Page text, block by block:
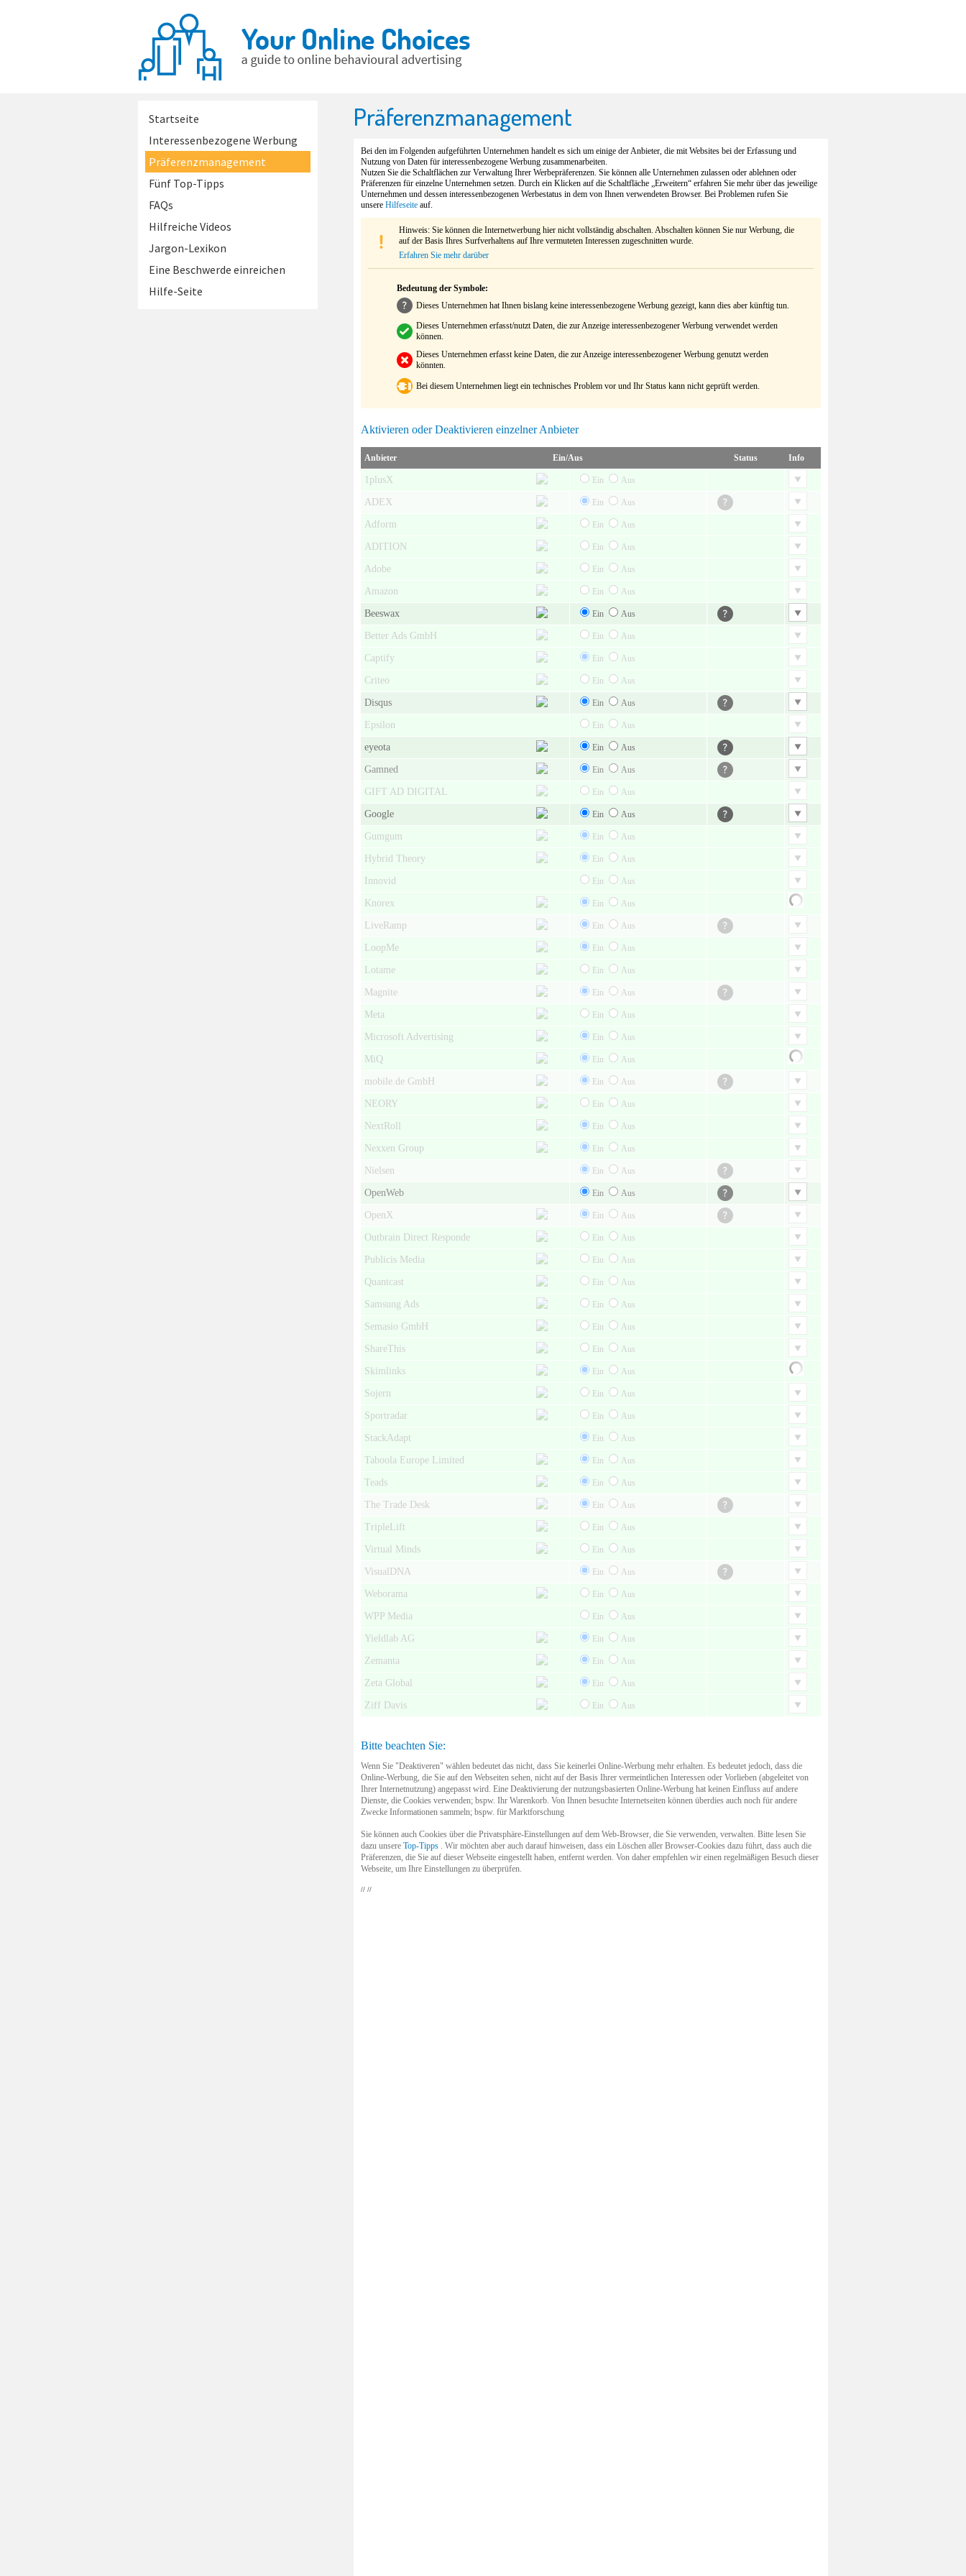
Startseite
Interessenbezogene Werbung
Präferenzmanagement
Fünf Top-Tipps
FAQs
Hilfreiche Videos
Jargon-Lexikon
Eine Beschwerde einreichen
Hilfe-Seite
Präferenzmanagement
Bei den im Folgenden aufgeführten Unternehmen handelt es sich um einige der Anbieter, die mit Websites bei der Erfassung und
Nutzung von Daten für interessenbezogene Werbung zusammenarbeiten.
Nutzen Sie die Schaltflächen zur Verwaltung Ihrer Werbepräferenzen. Sie können alle Unternehmen zulassen oder ablehnen oder
Präferenzen für einzelne Unternehmen setzen. Durch ein Klicken auf die Schaltfläche „Erweitern“ erfahren Sie mehr über das jeweilige
Unternehmen und dessen interessenbezogenen Werbestatus in dem von Ihnen verwendeten Browser. Bei Problemen rufen Sie
unsere Hilfeseite auf.
Hinweis: Sie können die Internetwerbung hier nicht vollständig abschalten. Abschalten können Sie nur Werbung, die
auf der Basis Ihres Surfverhaltens auf Ihre vermuteten Interessen zugeschnitten wurde.
Erfahren Sie mehr darüber
Bedeutung der Symbole:
Dieses Unternehmen hat Ihnen bislang keine interessenbezogene Werbung gezeigt, kann dies aber künftig tun.
Dieses Unternehmen erfasst/nutzt Daten, die zur Anzeige interessenbezogener Werbung verwendet werden
können.
Dieses Unternehmen erfasst keine Daten, die zur Anzeige interessenbezogener Werbung genutzt werden
könnten.
Bei diesem Unternehmen liegt ein technisches Problem vor und Ihr Status kann nicht geprüft werden.